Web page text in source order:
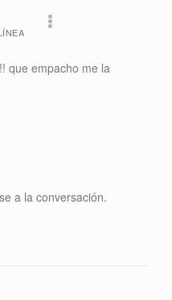
que empacho me la
a la conversación.